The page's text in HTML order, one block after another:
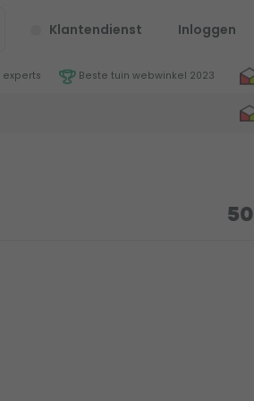
Klantendienst Inloggen
Beste tuin webwinkel 2023